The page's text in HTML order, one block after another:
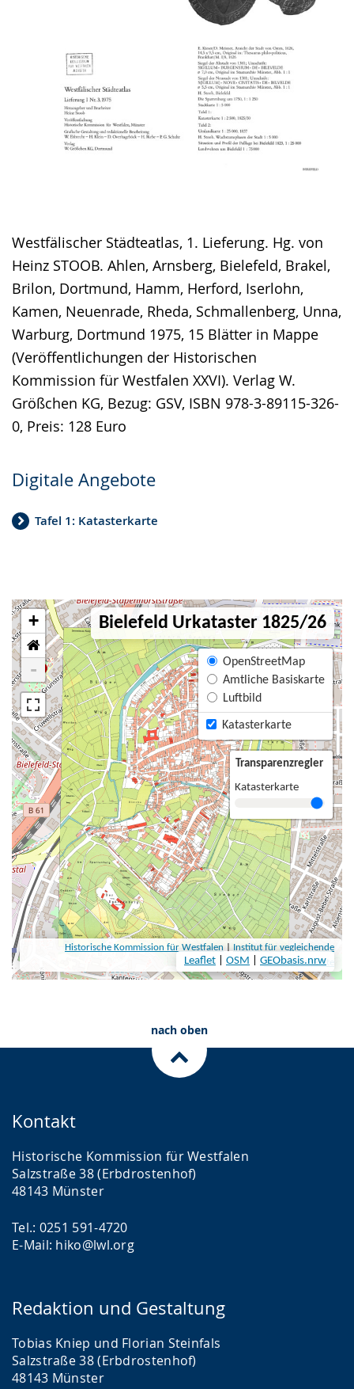
Westfälischer Städteatlas, 1. Lieferung. Hg. von
Heinz STOOB. Ahlen, Arnsberg, Bielefeld, Brakel,
Brilon, Dortmund, Hamm, Herford, Iserlohn,
Kamen, Neuenrade, Rheda, Schmallenberg, Unna,
Warburg, Dortmund 1975, 15 Blätter in Mappe
(Veröffentlichungen der Historischen
Kommission für Westfalen XXVI). Verlag W.
Größchen KG, Bezug: GSV, ISBN 978-3-89115-326-
0, Preis: 128 Euro
Digitale Angebote
Tafel 1: Katasterkarte
nach oben
Kontakt
Historische Kommission für Westfalen
Salzstraße 38 (Erbdrostenhof)
48143 Münster
Tel.: 0251 591-4720
E-Mail: hiko@lwl.org
Redaktion und Gestaltung
Tobias Kniep und Florian Steinfals
Salzstraße 38 (Erbdrostenhof)
48143 Münster